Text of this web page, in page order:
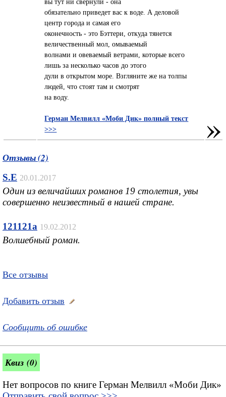
вы тут ни свернули - она
обязательно приведет вас к воде. А деловой
центр города и самая его
оконечность - это Бэттери, откуда тянется
величественный мол, омываемый
волнами и овеваемый ветрами, которые всего
лишь за несколько часов до этого
дули в открытом море. Взгляните же на толпы
людей, что стоят там и смотрят
на воду.
Герман Мелвилл «Моби Дик» полный текст
>>>
»
Отзывы (2)
S.E 20.01.2017
Один из величайших романов 19 столетия, увы
совершенно неизвестный в нашей стране.
121121a 19.02.2012
Волшебный роман.
Все отзывы
Добавить отзыв
Сообщить об ошибке
Квиз (0)
Нет вопросов по книге Герман Мелвилл «Моби Дик»